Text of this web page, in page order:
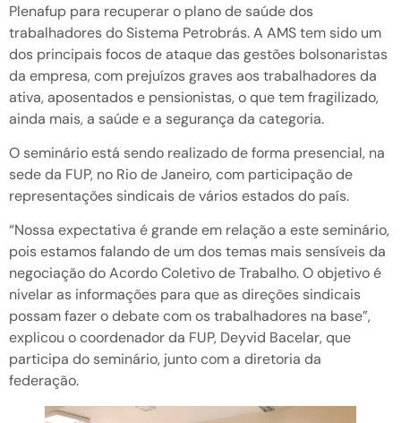
Plenafup para recuperar o plano de saúde dos
trabalhadores do Sistema Petrobrás. A AMS tem sido um
dos principais focos de ataque das gestões bolsonaristas
da empresa, com prejuízos graves aos trabalhadores da
ativa, aposentados e pensionistas, o que tem fragilizado,
ainda mais, a saúde e a segurança da categoria.
O seminário está sendo realizado de forma presencial, na
sede da FUP, no Rio de Janeiro, com participação de
representações sindicais de vários estados do país.
“Nossa expectativa é grande em relação a este seminário,
pois estamos falando de um dos temas mais sensíveis da
negociação do Acordo Coletivo de Trabalho. O objetivo é
nivelar as informações para que as direções sindicais
possam fazer o debate com os trabalhadores na base”,
explicou o coordenador da FUP, Deyvid Bacelar, que
participa do seminário, junto com a diretoria da
federação.